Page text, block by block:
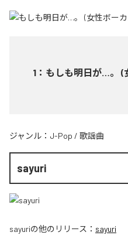
1 ： もしも明日が…。 (
ジャンル： J-Pop / 歌謡曲
sayuri
sayuriの他のリリース： sayuri